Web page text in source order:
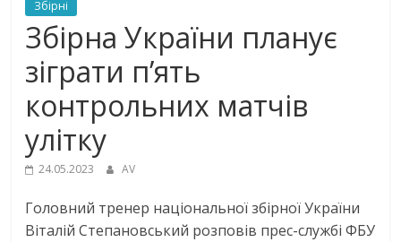
Збірні
Збірна України планує
зіграти п’ять
контрольних матчів
улітку
24.05.2023 AV
Головний тренер національної збірної України
Віталій Степановський розповів прес-службі ФБУ